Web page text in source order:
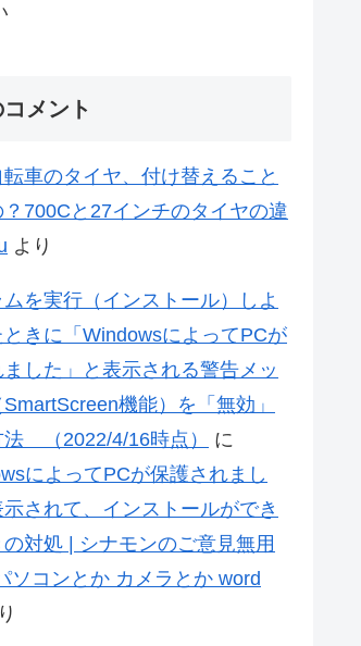
メント
転車のタイヤ、付け替えること
700Cと27インチのタイヤの違
より
を実行（インストール）しよ
ときに「WindowsによってPCが
した」と表示される警告メッ
機能）を「無効」
法 （2022/4/16時点）
に
によってPCが保護されまし
されて、インストールができ
対処 | シナモンのご意見無用
ソコンとか カメラとか word